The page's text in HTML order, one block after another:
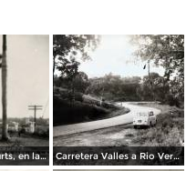
Motel Palma Courts, en la Carretera México - Laredo Carretera Valles a Rio Verde.